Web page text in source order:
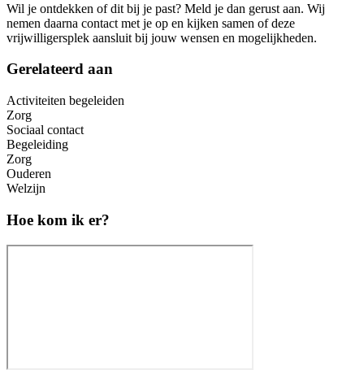
Wil je ontdekken of dit bij je past? Meld je dan gerust aan. Wij
nemen daarna contact met je op en kijken samen of deze
vrijwilligersplek aansluit bij jouw wensen en mogelijkheden.
Gerelateerd aan
Activiteiten begeleiden
Zorg
Sociaal contact
Begeleiding
Zorg
Ouderen
Welzijn
Hoe kom ik er?